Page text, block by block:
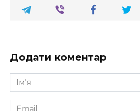
Додати коментар
Ім'я
*
Email